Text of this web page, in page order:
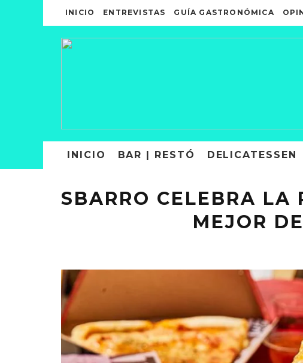
INICIO ENTREVISTAS GUÍA GASTRONÓMICA
INICIO BAR | RESTÓ DELICATESSEN
SBARRO CELEBRA LA
MEJOR